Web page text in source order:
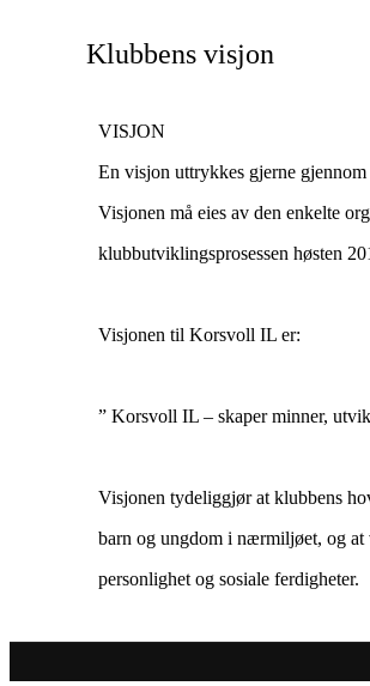
Klubbens visjon
VISJON
En visjon uttrykkes gjerne
Visjonen må eies av den enkelte
klubbutviklingsprosessen høsten
Visjonen til Korsvoll IL er:
” Korsvoll IL – skaper minner,
Visjonen tydeliggjør at klubbens
barn og ungdom i nærmiljøet, og
personlighet og sosiale ferdigheter.